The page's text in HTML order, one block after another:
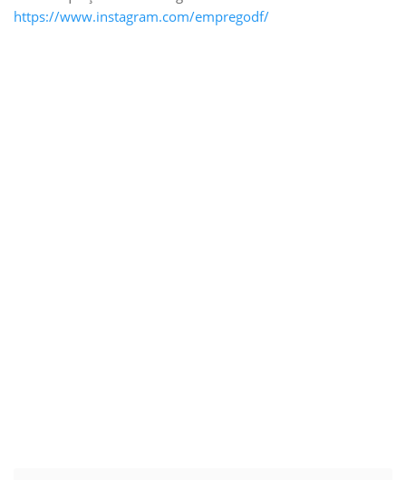
https://www.instagram.com/empregodf/